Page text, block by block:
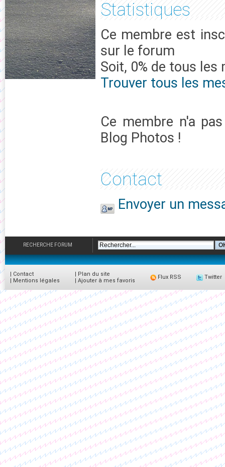
Statistiques
Ce membre est
sur le forum
Soit, 0% de tous
Trouver tous les
Ce membre n'a
Blog Photos !
Contact
Envoyer un
RECHERCHE FORUM
| Contact
| Mentions légales
| Plan du site
| Ajouter à mes favoris
Flux RSS Twitter